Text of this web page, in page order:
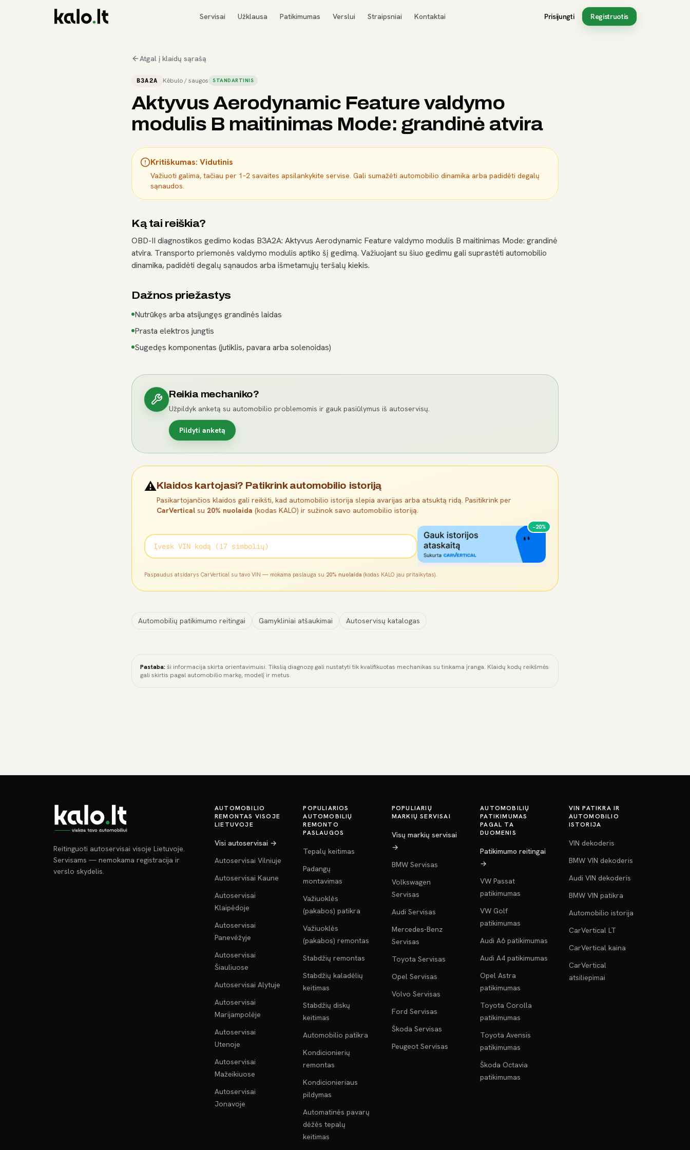
Servisai Užklausa Patikimumas Verslui Straipsniai Kontaktai Prisijungti Registruotis
Atgal į klaidų sąrašą
B3A2A Kėbulo / saugos STANDARTINIS
Aktyvus Aerodynamic Feature valdymo
modulis B maitinimas Mode: grandinė atvira
Kritiškumas: Vidutinis
Važiuoti galima, tačiau per 1–2 savaites apsilankykite servise. Gali sumažėti automobilio dinamika arba padidėti degalų
sąnaudos.
Ką tai reiškia?
OBD-II diagnostikos gedimo kodas B3A2A: Aktyvus Aerodynamic Feature valdymo modulis B maitinimas Mode: grandinė
atvira. Transporto priemonės valdymo modulis aptiko šį gedimą. Važiuojant su šiuo gedimu gali suprastėti automobilio
dinamika, padidėti degalų sąnaudos arba išmetamųjų teršalų kiekis.
Dažnos priežastys
Nutrūkęs arba atsijungęs grandinės laidas
Prasta elektros jungtis
Sugedęs komponentas (jutiklis, pavara arba solenoidas)
Reikia mechaniko?
Užpildyk anketą su automobilio problemomis ir gauk pasiūlymus iš autoservisų.
Pildyti anketą
⚠️Klaidos kartojasi? Patikrink automobilio istoriją
Pasikartojančios klaidos gali reikšti, kad automobilio istorija slepia avarijas arba atsuktą ridą. Pasitikrink per
CarVertical su 20% nuolaida (kodas KALO) ir sužinok savo automobilio istoriją.
−20%
Paspaudus atsidarys CarVertical su tavo VIN — mokama paslauga su 20% nuolaida (kodas KALO jau pritaikytas).
Automobilių patikimumo reitingai Gamykliniai atšaukimai Autoservisų katalogas
Pastaba:ši informacija skirta orientavimuisi. Tikslią diagnozę gali nustatyti tik kvalifikuotas mechanikas su tinkama įranga. Klaidų kodų reikšmės
gali skirtis pagal automobilio markę, modelį ir metus.
Reitinguoti autoservisai visoje Lietuvoje.
Servisams — nemokama registracija ir
verslo skydelis.
AUTOMOBILIO
REMONTAS VISOJE
LIETUVOJE
Visi autoservisai →
Autoservisai Vilniuje
Autoservisai Kaune
Autoservisai
Klaipėdoje
Autoservisai
Panevėžyje
Autoservisai
Šiauliuose
Autoservisai Alytuje
Autoservisai
Marijampolėje
Autoservisai
Utenoje
Autoservisai
Mažeikiuose
Autoservisai
Jonavoje
POPULIARIOS
AUTOMOBILIŲ
REMONTO
PASLAUGOS
Tepalų keitimas
Padangų
montavimas
Važiuoklės
(pakabos) patikra
Važiuoklės
(pakabos) remontas
Stabdžių remontas
Stabdžių kaladėlių
keitimas
Stabdžių diskų
keitimas
Automobilio patikra
Kondicionierių
remontas
Kondicionieriaus
pildymas
Automatinės pavarų
dėžės tepalų
keitimas
POPULIARIŲ
MARKIŲ SERVISAI
Visų markių servisai
→
BMW Servisas
Volkswagen
Servisas
Audi Servisas
Mercedes-Benz
Servisas
Toyota Servisas
Opel Servisas
Volvo Servisas
Ford Servisas
Škoda Servisas
Peugeot Servisas
AUTOMOBILIŲ
PATIKIMUMAS
PAGAL TA
DUOMENIS
Patikimumo reitingai
→
VW Passat
patikimumas
VW Golf
patikimumas
Audi A6 patikimumas
Audi A4 patikimumas
Opel Astra
patikimumas
Toyota Corolla
patikimumas
Toyota Avensis
patikimumas
Škoda Octavia
patikimumas
VIN PATIKRA IR
AUTOMOBILIO
ISTORIJA
VIN dekoderis
BMW VIN dekoderis
Audi VIN dekoderis
BMW VIN patikra
Automobilio istorija
CarVertical LT
CarVertical kaina
CarVertical
atsiliepimai